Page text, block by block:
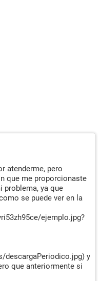
atenderme, pero
que me proporcionaste
problema, ya que
se puede ver en la
ejemplo.jpg?
descargaPeriodico.jpg) y
que anteriormente si